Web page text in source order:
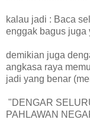
kalau jadi : Baca
enggak bagus juga
demikian juga
angkasa raya
jadi yang benar
"DENGAR
PAHLAWAN